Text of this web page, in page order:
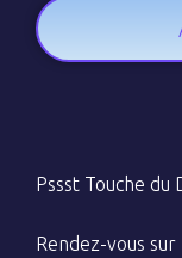
Pssst Touche du
Rendez-vous